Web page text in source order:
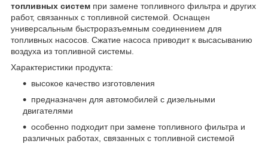
топливных систем при замене топливного фильтра и других
работ, связанных с топливной системой. Оснащен
универсальным быстроразъемным соединением для
топливных насосов. Сжатие насоса приводит к высасыванию
воздуха из топливной системы.
Характеристики продукта:
высокое качество изготовления
предназначен для автомобилей с дизельными
двигателями
особенно подходит при замене топливного фильтра и
различных работах, связанных с топливной системой